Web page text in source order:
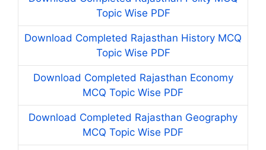
Topic Wise PDF
Download Completed Rajasthan History MCQ
Topic Wise PDF
Download Completed Rajasthan Economy
MCQ Topic Wise PDF
Download Completed Rajasthan Geography
MCQ Topic Wise PDF